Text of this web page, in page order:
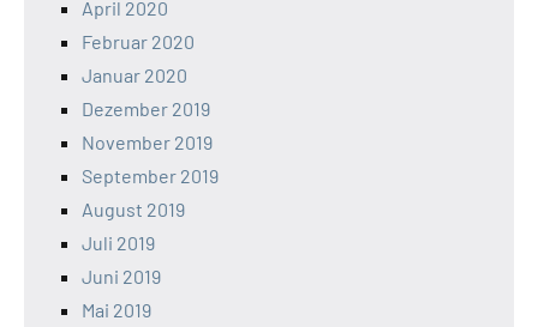
April 2020
Februar 2020
Januar 2020
Dezember 2019
November 2019
September 2019
August 2019
Juli 2019
Juni 2019
Mai 2019